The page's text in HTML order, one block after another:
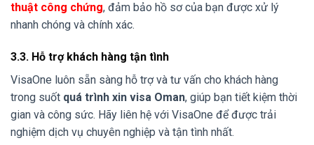
thuật công chứng, đảm bảo hồ sơ của bạn được xử lý
nhanh chóng và chính xác.
3.3. Hỗ trợ khách hàng tận tình
VisaOne luôn sẵn sàng hỗ trợ và tư vấn cho khách hàng
trong suốt quá trình xin visa Oman, giúp bạn tiết kiệm thời
gian và công sức. Hãy liên hệ với VisaOne để được trải
nghiệm dịch vụ chuyên nghiệp và tận tình nhất.